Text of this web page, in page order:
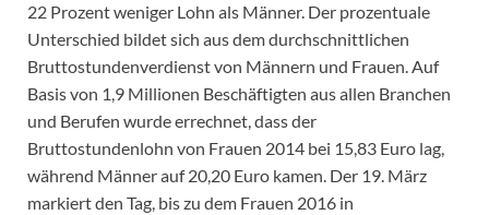
22 Prozent weniger Lohn als Männer. Der prozentuale
Unterschied bildet sich aus dem durchschnittlichen
Bruttostundenverdienst von Männern und Frauen. Auf
Basis von 1,9 Millionen Beschäftigten aus allen Branchen
und Berufen wurde errechnet, dass der
Bruttostundenlohn von Frauen 2014 bei 15,83 Euro lag,
während Männer auf 20,20 Euro kamen. Der 19. März
markiert den Tag, bis zu dem Frauen 2016 in